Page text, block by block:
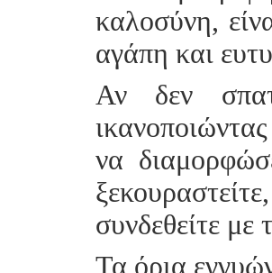
καλοσύνη,
αγάπη και
Αν δεν
να
συνδεθείτε με
Τα όρια